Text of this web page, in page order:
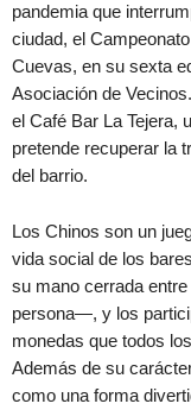
pandemia que
ciudad, el
Cuevas, en su sexta
Asociación de
el Café Bar La Tejera,
pretende recuperar la
del barrio.
Los Chinos son un
vida social de los
su mano cerrada
persona—, y los
monedas que todos
Además de su
como una forma